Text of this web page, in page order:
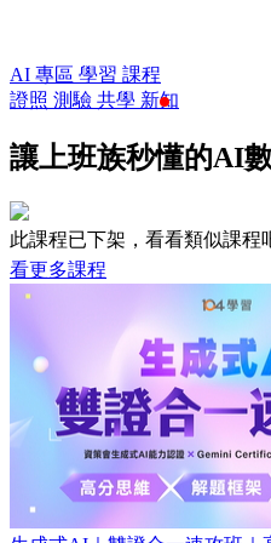
AI 專區 學習 課程
證照 測驗 共學 新知
讓上班族秒懂的AI
此課程已下架，看看類似課程
看更多課程